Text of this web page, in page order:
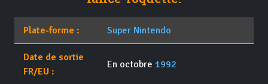
Plate-forme : Super Nintendo
Date de sortie
FR/EU :
En octobre 1992